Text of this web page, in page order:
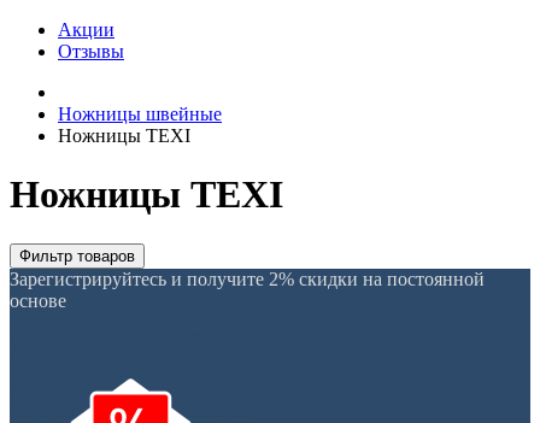
Акции
Отзывы
Ножницы швейные
Ножницы TEXI
Ножницы TEXI
Фильтр товаров
Зарегистрируйтесь и получите 2% скидки на постоянной
основе